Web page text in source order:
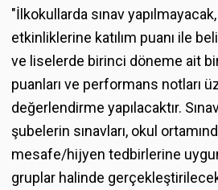
"İlkokullarda sınav
etkinliklerine katılım puanı ile
ve liselerde birinci döneme ait
puanları ve performans notları
değerlendirme yapılacaktır.
şubelerin sınavları, okul
mesafe/hijyen tedbirlerine
gruplar halinde